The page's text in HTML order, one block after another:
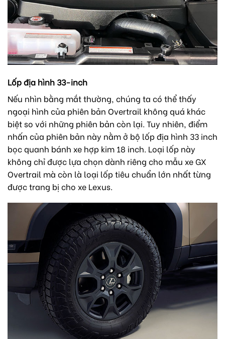
Lốp địa hình 33-inch
Nếu nhìn bằng mắt thường, chúng ta có thể thấy
ngoại hình của phiên bản Overtrail không quá khác
biệt so với những phiên bản còn lại. Tuy nhiên, điểm
nhấn của phiên bản này nằm ở bộ lốp địa hình 33 inch
bọc quanh bánh xe hợp kim 18 inch. Loại lốp này
không chỉ được lựa chọn dành riêng cho mẫu xe GX
Overtrail mà còn là loại lốp tiêu chuẩn lớn nhất từng
được trang bị cho xe Lexus.